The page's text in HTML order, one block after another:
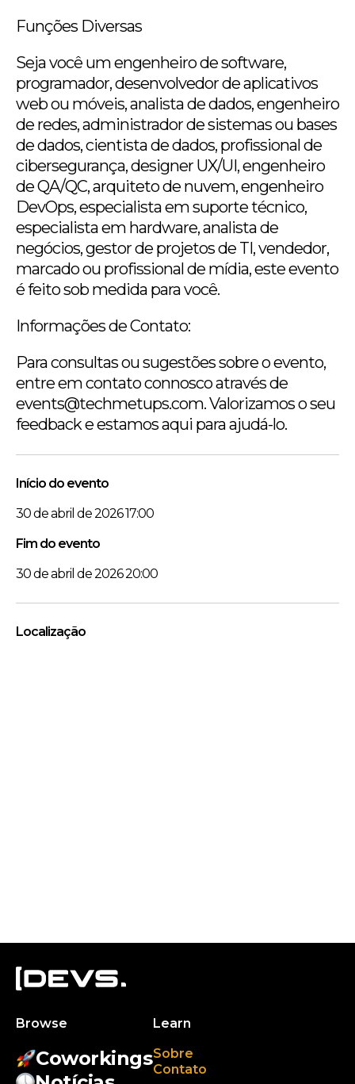
Funções Diversas
Seja você um engenheiro de software,
programador, desenvolvedor de aplicativos
web ou móveis, analista de dados, engenheiro
de redes, administrador de sistemas ou bases
de dados, cientista de dados, profissional de
cibersegurança, designer UX/UI, engenheiro
de QA/QC, arquiteto de nuvem, engenheiro
DevOps, especialista em suporte técnico,
especialista em hardware, analista de
negócios, gestor de projetos de TI, vendedor,
marcado ou profissional de mídia, este evento
é feito sob medida para você.
Informações de Contato:
Para consultas ou sugestões sobre o evento,
entre em contato connosco através de
events@techmetups.com. Valorizamos o seu
feedback e estamos aqui para ajudá-lo.
Início do evento
30 de abril de 2026 17:00
Fim do evento
30 de abril de 2026 20:00
Localização
Browse
Coworkings
Learn
Sobre
Contato